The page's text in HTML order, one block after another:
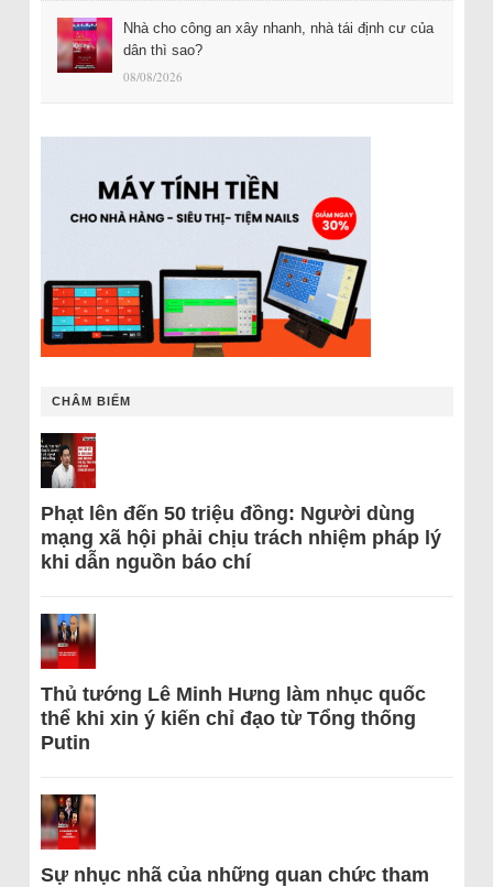
Nhà cho công an xây nhanh, nhà tái định cư của
dân thì sao?
08/08/2026
CHÂM BIẾM
Phạt lên đến 50 triệu đồng: Người dùng
mạng xã hội phải chịu trách nhiệm pháp lý
khi dẫn nguồn báo chí
Thủ tướng Lê Minh Hưng làm nhục quốc
thể khi xin ý kiến chỉ đạo từ Tổng thống
Putin
Sự nhục nhã của những quan chức tham